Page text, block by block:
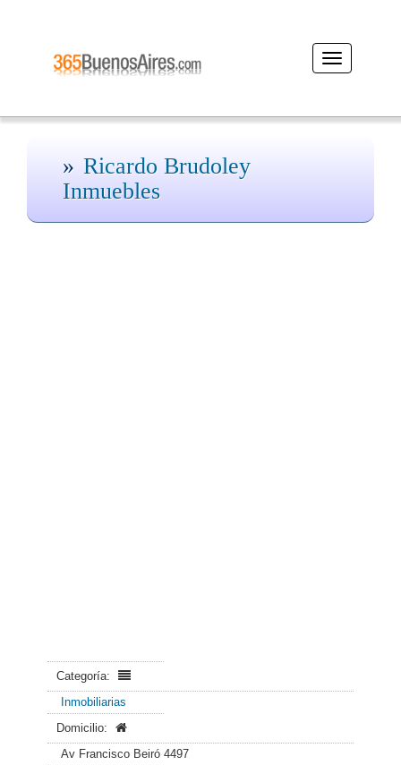
Desplegar
navegación
Ricardo Brudoley
Inmuebles
Categoría:
Inmobiliarias
Domicilio:
Av Francisco Beiró 4497